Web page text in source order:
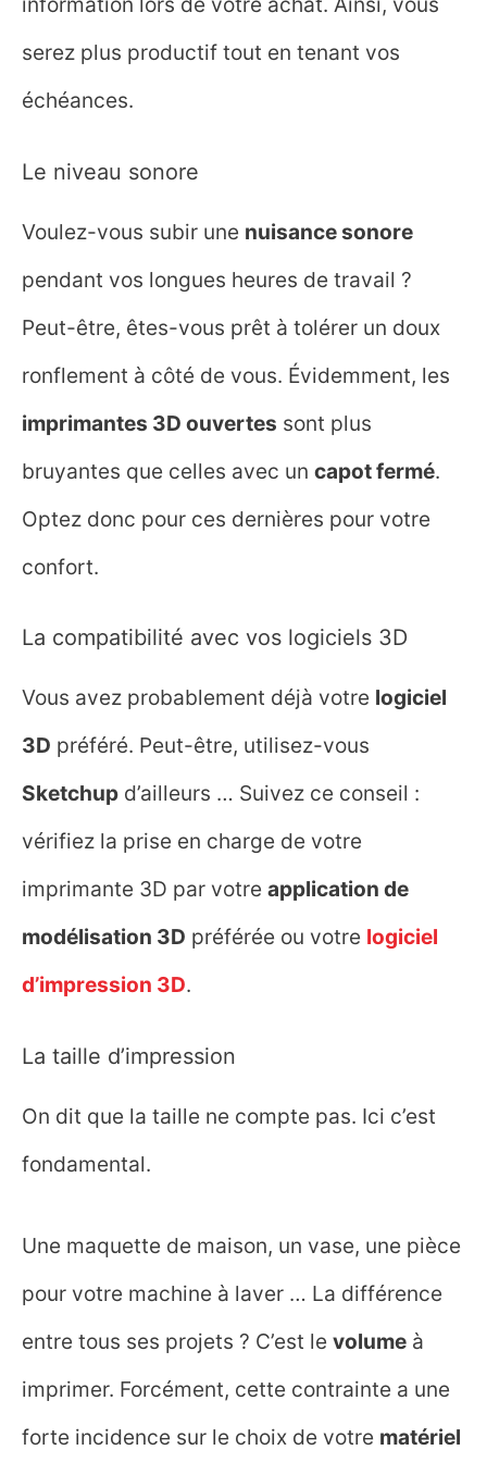
serez plus productif tout en tenant vos
échéances.
Le niveau sonore
Voulez-vous subir une nuisance sonore
pendant vos longues heures de travail ?
Peut-être, êtes-vous prêt à tolérer un doux
ronflement à côté de vous. Évidemment, les
imprimantes 3D ouvertes sont plus
bruyantes que celles avec un capot fermé.
Optez donc pour ces dernières pour votre
confort.
La compatibilité avec vos logiciels 3D
Vous avez probablement déjà votre logiciel
3D préféré. Peut-être, utilisez-vous
Sketchup d’ailleurs … Suivez ce conseil :
vérifiez la prise en charge de votre
imprimante 3D par votre application de
modélisation 3D préférée ou votre logiciel
d’impression 3D.
La taille d’impression
On dit que la taille ne compte pas. Ici c’est
fondamental.
Une maquette de maison, un vase, une pièce
pour votre machine à laver … La différence
entre tous ses projets ? C’est le volume à
imprimer. Forcément, cette contrainte a une
forte incidence sur le choix de votre matériel
Votre email est collecté pour vous faire parvenir nos nouveaux articles,
nouvelles vidéos et nos offres commerciales, dans le strict respect de la